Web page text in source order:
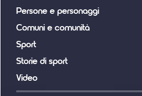
Persone e personaggi
Comuni e comunità
Sport
Storie di sport
Video